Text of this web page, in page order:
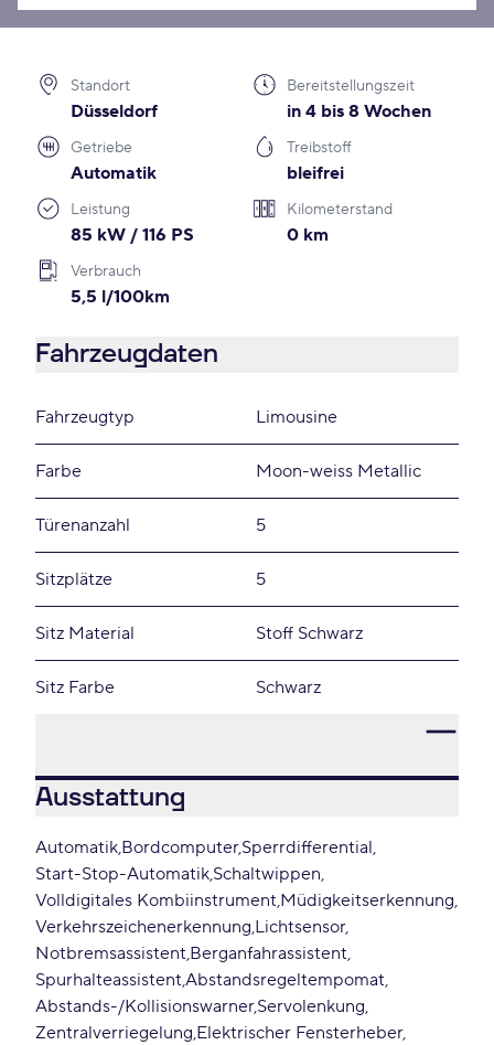
Standort
Düsseldorf
Bereitstellungszeit
in 4 bis 8 Wochen
Getriebe
Automatik
Treibstoff
bleifrei
Leistung
85 kW / 116 PS
Kilometerstand
0 km
Verbrauch
5,5 l/100km
Fahrzeugdaten
Fahrzeugtyp Limousine
Farbe Moon-weiss Metallic
Türenanzahl 5
Sitzplätze 5
Sitz Material Stoff Schwarz
Sitz Farbe Schwarz
Ausstattung
Automatik Bordcomputer Sperrdifferential
Start-Stop-Automatik Schaltwippen
Volldigitales Kombiinstrument Müdigkeitserkennung
Verkehrszeichenerkennung Lichtsensor
Notbremsassistent Berganfahrassistent
SpurhalteassistentAbstandsregeltempomat
Abstands-/Kollisionswarner Servolenkung
Zentralverriegelung Elektrischer Fensterheber